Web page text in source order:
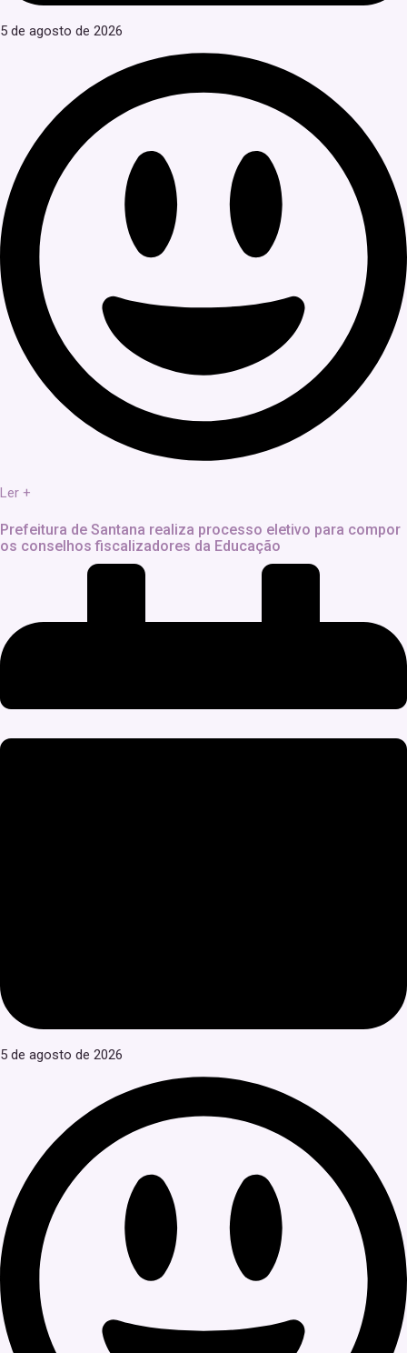
5 de agosto de 2026
Ler +
Prefeitura de Santana realiza processo eletivo para compor
os conselhos fiscalizadores da Educação
5 de agosto de 2026